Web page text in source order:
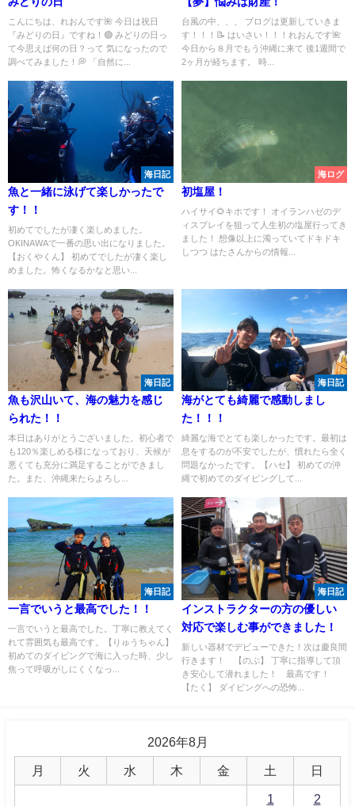
こんにちは、れおんです🌺 今日は祝日
『みどりの日』ですね！🟢 みどりの日っ
て今思えば何の日？って 気になったので
調べてみました！💭 「自然に...
台風の中、、、 ブログは更新していきま
す！！！📝 はいさい！！！れおんです🌺
今日から８月でもう沖縄に来て 後1週間で
2ヶ月が経ちます。 時...
海日記
魚と一緒に泳げて楽しかったで
す！！
初めてでしたが凄く楽しめました。
OKINAWAで一番の思い出になりました。
【おくやくん】 初めてでしたが凄く楽し
めました。怖くなるかなと思い...
海ログ
初塩屋！
ハイサイ🌻キホです！ オイランハゼのデ
ィスプレイを狙って人生初の塩屋行ってき
ました！ 想像以上に濁っていてドキドキ
しつつ はたさんからの情報...
海日記
魚も沢山いて、海の魅力を感じ
られた！！
本日はありがとうございました。初心者で
も120％楽しめる様になっており、天候が
悪くても充分に満足することができまし
た。また、沖縄来たらよろし...
海日記
海がとても綺麗で感動しまし
た！！！
綺麗な海でとても楽しかったです。最初は
息をするのが不安でしたが、慣れたら全く
問題なかったです。【ハセ】 初めての沖
縄で初めてのダイビングして...
海日記
一言でいうと最高でした！！
一言でいうと最高でした。丁寧に教えてく
れて雰囲気も最高です。【りゅうちゃん】
初めてのダイビングで海に入った時、少し
焦って呼吸がしにくくなっ...
海日記
インストラクターの方の優しい
対応で楽しむ事ができました！
新しい器材でデビューできた！次は慶良間
行きます！ 【のぶ】 丁寧に指導して頂
き安心して潜れました！ 最高です！
【たく】 ダイビングへの恐怖...
2026年8月
月 火 水 木 金 土 日
1 2